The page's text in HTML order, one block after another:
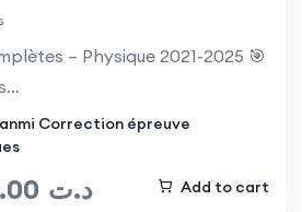
– Physique 2021-2025 🎯
Correction épreuve
د.ت Add to cart